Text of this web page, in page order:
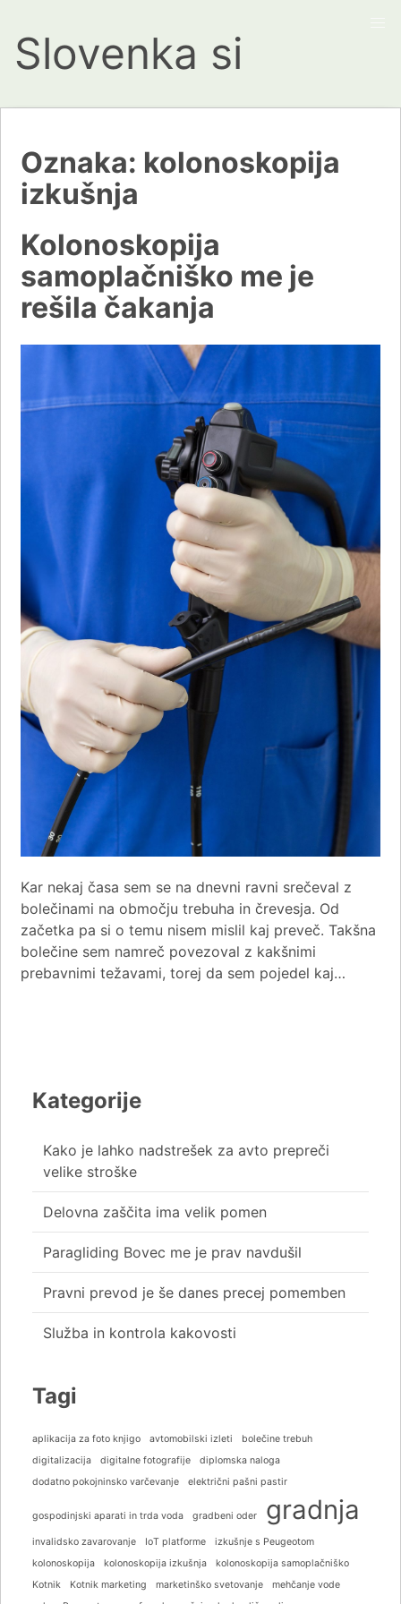
Slovenka si
Oznaka: kolonoskopija
izkušnja
Kolonoskopija
samoplačniško me je
rešila čakanja
Kar nekaj časa sem se na dnevni ravni srečeval z
bolečinami na območju trebuha in črevesja. Od
začetka pa si o temu nisem mislil kaj preveč. Takšna
bolečine sem namreč povezoval z kakšnimi
prebavnimi težavami, torej da sem pojedel kaj…
Kategorije
Kako je lahko nadstrešek za avto prepreči
velike stroške
Delovna zaščita ima velik pomen
Paragliding Bovec me je prav navdušil
Pravni prevod je še danes precej pomemben
Služba in kontrola kakovosti
Tagi
aplikacija za foto knjigo avtomobilski izleti
bolečine trebuh
digitalizacija
digitalne fotografije
diplomska naloga
dodatno pokojninsko varčevanje
električni pašni pastir
gospodinjski aparati in trda voda gradbeni oder gradnja
invalidsko zavarovanje IoT platforme
izkušnje s Peugeotom
kolonoskopija
kolonoskopija izkušnja
kolonoskopija samoplačniško
Kotnik
Kotnik marketing marketinško svetovanje
mehčanje vode